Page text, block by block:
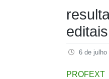
6 de julho
PROFEXT